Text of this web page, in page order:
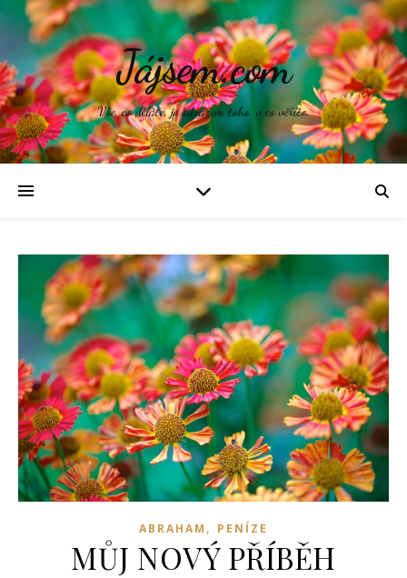
Jájsem.com
Vše, co děláte, je odrazem toho, v co věříte.
ABRAHAM , PENÍZE
MŮJ NOVÝ PŘÍBĚH